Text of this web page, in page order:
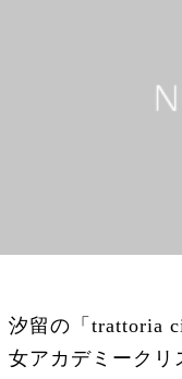
汐留の「trattoria
女アカデミークリ